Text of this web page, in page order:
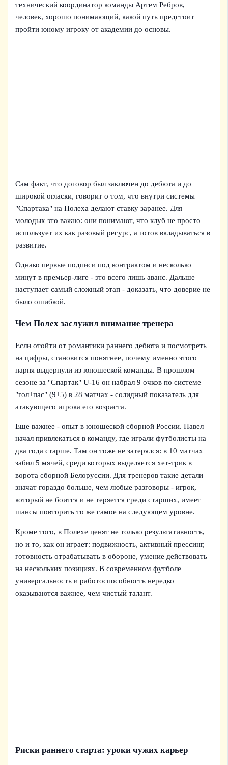
технический координатор команды Артем Ребров,
человек, хорошо понимающий, какой путь предстоит
пройти юному игроку от академии до основы.
Сам факт, что договор был заключен до дебюта и до
широкой огласки, говорит о том, что внутри системы
"Спартака" на Полеха делают ставку заранее. Для
молодых это важно: они понимают, что клуб не просто
использует их как разовый ресурс, а готов вкладываться в
развитие.
Однако первые подписи под контрактом и несколько
минут в премьер-лиге - это всего лишь аванс. Дальше
наступает самый сложный этап - доказать, что доверие не
было ошибкой.
Чем Полех заслужил внимание тренера
Если отойти от романтики раннего дебюта и посмотреть
на цифры, становится понятнее, почему именно этого
парня выдернули из юношеской команды. В прошлом
сезоне за "Спартак" U-16 он набрал 9 очков по системе
"гол+пас" (9+5) в 28 матчах - солидный показатель для
атакующего игрока его возраста.
Еще важнее - опыт в юношеской сборной России. Павел
начал привлекаться в команду, где играли футболисты на
два года старше. Там он тоже не затерялся: в 10 матчах
забил 5 мячей, среди которых выделяется хет-трик в
ворота сборной Белоруссии. Для тренеров такие детали
значат гораздо больше, чем любые разговоры - игрок,
который не боится и не теряется среди старших, имеет
шансы повторить то же самое на следующем уровне.
Кроме того, в Полехе ценят не только результативность,
но и то, как он играет: подвижность, активный прессинг,
готовность отрабатывать в обороне, умение действовать
на нескольких позициях. В современном футболе
универсальность и работоспособность нередко
оказываются важнее, чем чистый талант.
Риски раннего старта: уроки чужих карьер